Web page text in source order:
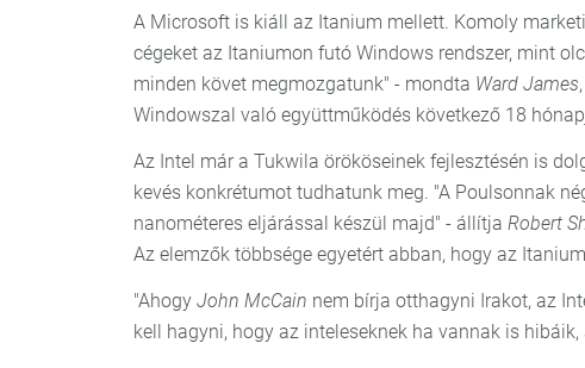
A Microsoft is kiáll az Itanium mellett. Komoly
cégeket az Itaniumon futó Windows rendszer, mint
minden követ megmozgatunk" - mondta Ward James
Windowszal való együttműködés következő 18
Az Intel már a Tukwila örököseinek fejlesztésén is
kevés konkrétumot tudhatunk meg. "A Poulsonnak
nanométeres eljárással készül majd" - állítja Robert
Az elemzők többsége egyetért abban, hogy az
"Ahogy John McCain nem bírja otthagyni Irakot, az
kell hagyni, hogy az inteleseknek ha vannak is